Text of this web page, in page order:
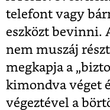
telefont vagy
eszközt bevinni.
nem muszáj
megkapja a
kimondva véget
végeztével a